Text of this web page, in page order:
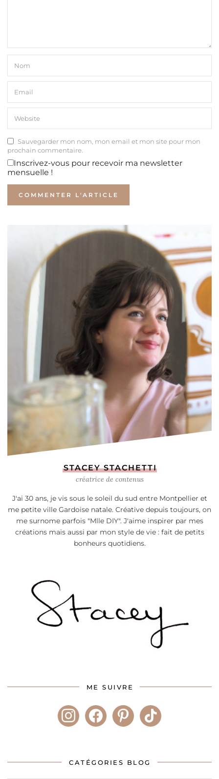
Sauvegarder mon nom, mon email et mon site pour mon
prochain commentaire.
Inscrivez-vous pour recevoir ma newsletter
mensuelle !
STACEY STACHETTI
créatrice de contenus
J'ai 30 ans, je vis sous le soleil du sud entre Montpellier et
me petite ville Gardoise natale. Créative depuis toujours, on
me surnome parfois "Mlle DIY". J'aime inspirer par mes
créations mais aussi par mon style de vie : fait de petits
bonheurs quotidiens.
ME SUIVRE
instagramfacebookpinteresttiktok
CATÉGORIES BLOG